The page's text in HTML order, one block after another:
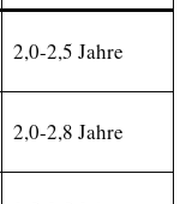
2,0-2,5 Jahre
2,0-2,8 Jahre